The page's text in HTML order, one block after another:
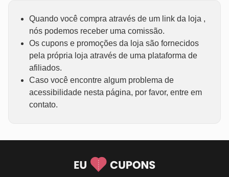
Quando você compra através de um link da loja ,
nós podemos receber uma comissão.
Os cupons e promoções da loja são fornecidos
pela própria loja através de uma plataforma de
afiliados.
Caso você encontre algum problema de
acessibilidade nesta página, por favor, entre em
contato.